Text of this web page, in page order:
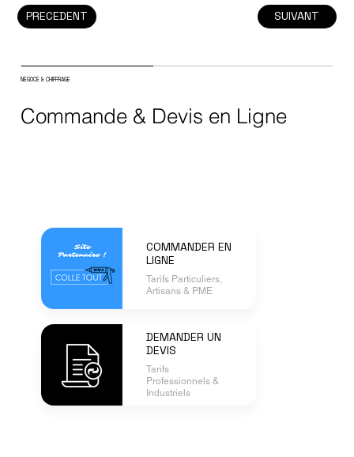
PRECEDENT SUIVANT
COMMANDER EN
LIGNE
Tarifs Particuliers,
Artisans & PME
DEMANDER UN
DEVIS
Tarifs
Professionnels &
Industriels
Commande & Devis en Ligne
NEGOCE & CHIFFRAGE